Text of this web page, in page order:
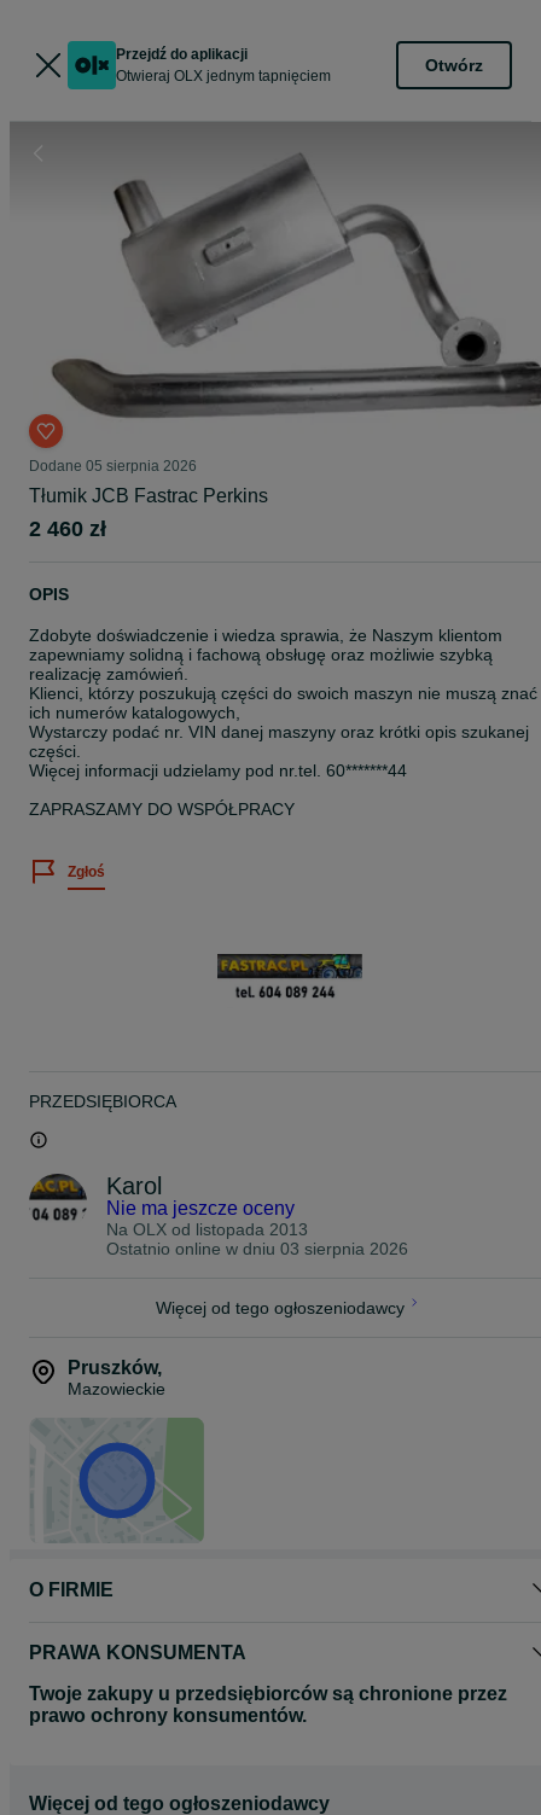
Przejdź do aplikacji
Otwieraj OLX jednym tapnięciem
Otwórz
Dodane 05 sierpnia 2026
Tłumik JCB Fastrac Perkins
2 460 zł
OPIS
Zdobyte doświadczenie i wiedza sprawia, że Naszym klientom
zapewniamy solidną i fachową obsługę oraz możliwie szybką
realizację zamówień.
Klienci, którzy poszukują części do swoich maszyn nie muszą znać
ich numerów katalogowych,
Wystarczy podać nr. VIN danej maszyny oraz krótki opis szukanej
części.
Więcej informacji udzielamy pod nr.tel. 60*******44
ZAPRASZAMY DO WSPÓŁPRACY
Zgłoś
PRZEDSIĘBIORCA
Karol
Nie ma jeszcze oceny
Na OLX od listopada 2013
Ostatnio online w dniu 03 sierpnia 2026
Więcej od tego ogłoszeniodawcy
Pruszków,
Mazowieckie
O FIRMIE
PRAWA KONSUMENTA
Twoje zakupy u przedsiębiorców są chronione przez
prawo ochrony konsumentów.
Więcej od tego ogłoszeniodawcy